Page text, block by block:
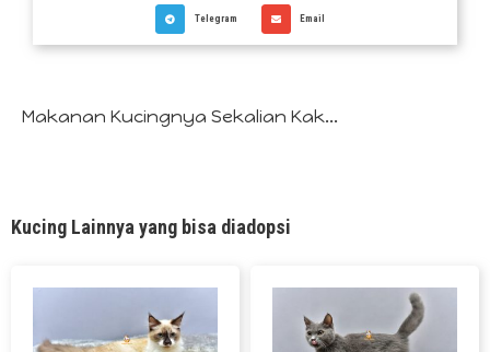
Telegram Email
Makanan Kucingnya Sekalian Kak...
Kucing Lainnya yang bisa diadopsi